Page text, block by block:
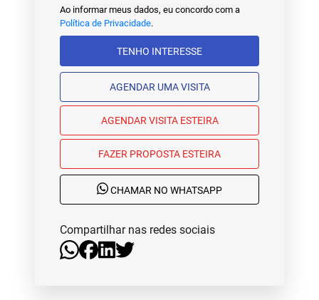
Ao informar meus dados, eu concordo com a
Política de Privacidade.
TENHO INTERESSE
AGENDAR UMA VISITA
AGENDAR VISITA ESTEIRA
FAZER PROPOSTA ESTEIRA
CHAMAR NO WHATSAPP
Compartilhar nas redes sociais